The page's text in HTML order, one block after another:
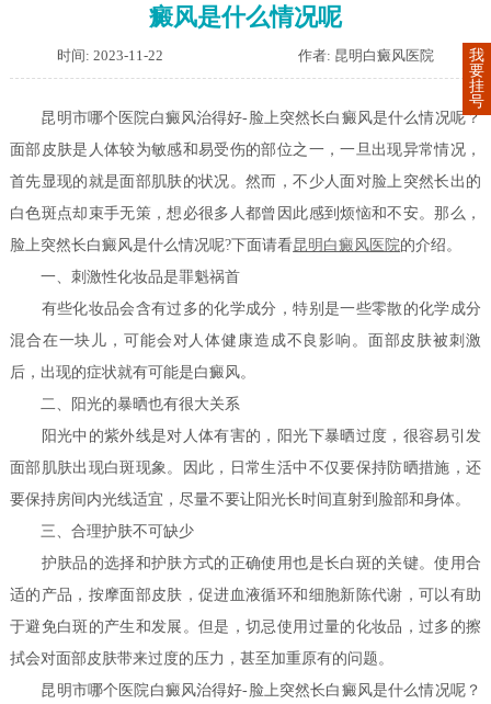
癜风是什么情况呢
时间: 2023-11-22 作者: 昆明白癜风医院
昆明市哪个医院白癜风治得好-脸上突然长白癜风是什么情况呢？
面部皮肤是人体较为敏感和易受伤的部位之一，一旦出现异常情况，
首先显现的就是面部肌肤的状况。然而，不少人面对脸上突然长出的
白色斑点却束手无策，想必很多人都曾因此感到烦恼和不安。那么，
脸上突然长白癜风是什么情况呢?下面请看昆明白癜风医院的介绍。
一、刺激性化妆品是罪魁祸首
有些化妆品会含有过多的化学成分，特别是一些零散的化学成分
混合在一块儿，可能会对人体健康造成不良影响。面部皮肤被刺激
后，出现的症状就有可能是白癜风。
二、阳光的暴晒也有很大关系
阳光中的紫外线是对人体有害的，阳光下暴晒过度，很容易引发
面部肌肤出现白斑现象。因此，日常生活中不仅要保持防晒措施，还
要保持房间内光线适宜，尽量不要让阳光长时间直射到脸部和身体。
三、合理护肤不可缺少
护肤品的选择和护肤方式的正确使用也是长白斑的关键。使用合
适的产品，按摩面部皮肤，促进血液循环和细胞新陈代谢，可以有助
于避免白斑的产生和发展。但是，切忌使用过量的化妆品，过多的擦
拭会对面部皮肤带来过度的压力，甚至加重原有的问题。
昆明市哪个医院白癜风治得好-脸上突然长白癜风是什么情况呢？
我
要
挂
号